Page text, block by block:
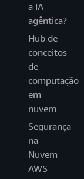
a IA
agêntica?
Hub de
conceitos
de
computação
em
nuvem
Segurança
na
Nuvem
AWS